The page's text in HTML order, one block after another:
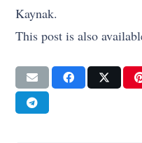
Kaynak.
This post is also